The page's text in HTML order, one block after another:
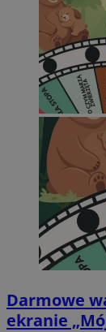
Darmowe
ekranie